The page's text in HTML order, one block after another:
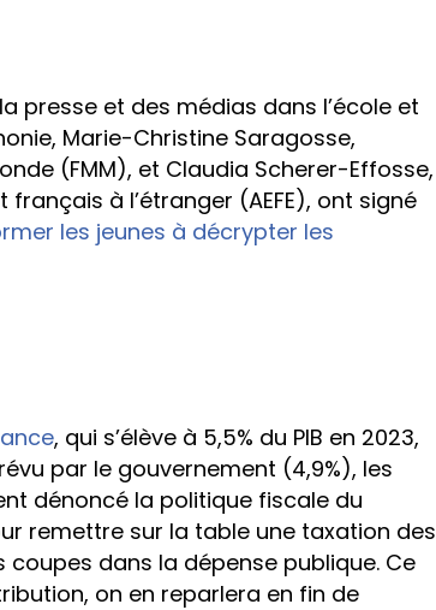
presse et des médias dans l’école et
Marie-Christine Saragosse,
(FMM), et Claudia Scherer-Effosse,
à l’étranger (AEFE), ont signé
les jeunes à décrypter les
, qui s’élève à 5,5% du PIB en 2023,
par le gouvernement (4,9%), les
dénoncé la politique fiscale du
remettre sur la table une taxation des
dans la dépense publique. Ce
on en reparlera en fin de